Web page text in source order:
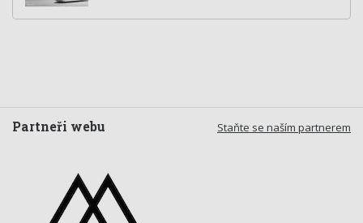
Staňte se naším partnerem
Partneři webu